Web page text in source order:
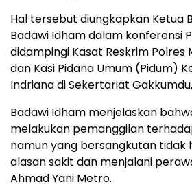
Hal tersebut diungkapkan Ketua
Badawi Idham dalam konferensi
didampingi Kasat Reskrim Polres
dan Kasi Pidana Umum (Pidum)
Indriana di Sekertariat
Badawi Idham menjelaskan
melakukan pemanggilan
namun yang bersangkutan tidak
alasan sakit dan menjalani
Ahmad Yani Metro.